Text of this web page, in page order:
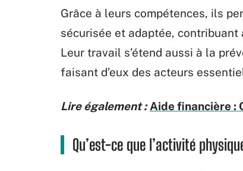
Grâce à leurs compétences, ils
sécurisée et adaptée, contribuant
Leur travail s’étend aussi à la
faisant d’eux des acteurs
Lire également : Aide financière :
Qu’est-ce que l’activité